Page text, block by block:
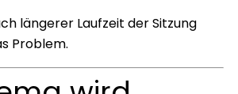
längerer Laufzeit der Sitzung
Problem.